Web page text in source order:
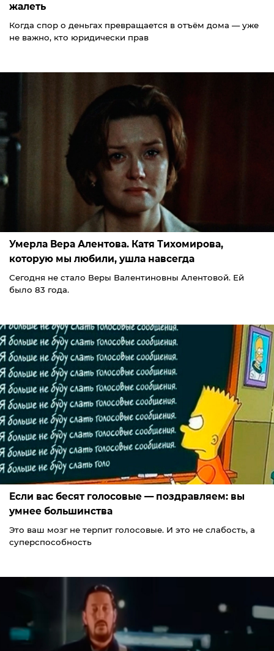
жалеть
Когда спор о деньгах превращается в отъём дома — уже
не важно, кто юридически прав
Умерла Вера Алентова. Катя Тихомирова,
которую мы любили, ушла навсегда
Сегодня не стало Веры Валентиновны Алентовой. Ей
было 83 года.
Если вас бесят голосовые — поздравляем: вы
умнее большинства
Это ваш мозг не терпит голосовые. И это не слабость, а
суперспособность